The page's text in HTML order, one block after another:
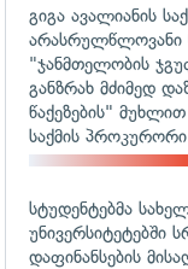
გიგა ავალიანის
არასრულწლოვანი
"ჯანმთელობის
განზრახ მძიმედ
წაქეზების"
საქმის პროკურორი
სტუდენტებმა
უნივერსიტეტებში
დაფინანსების